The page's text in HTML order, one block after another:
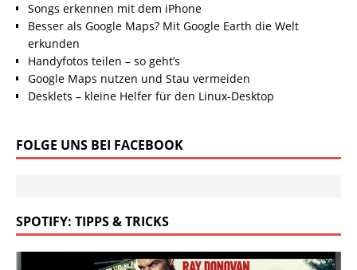
Songs erkennen mit dem iPhone
Besser als Google Maps? Mit Google Earth die Welt
erkunden
Handyfotos teilen – so geht’s
Google Maps nutzen und Stau vermeiden
Desklets – kleine Helfer für den Linux-Desktop
FOLGE UNS BEI FACEBOOK
SPOTIFY: TIPPS & TRICKS